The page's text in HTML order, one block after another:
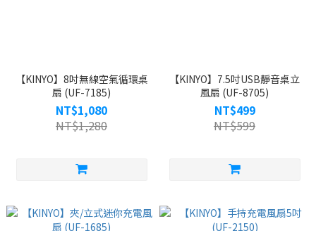
【KINYO】8吋無線空氣循環桌
扇 (UF-7185)
NT$1,080
NT$1,280
【KINYO】7.5吋USB靜音桌立
風扇 (UF-8705)
NT$499
NT$599